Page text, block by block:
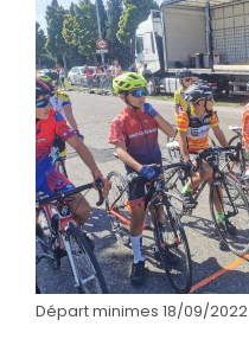
Départ minimes 18/09/2022